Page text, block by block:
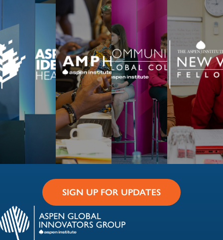
SIGN UP FOR UPDATES